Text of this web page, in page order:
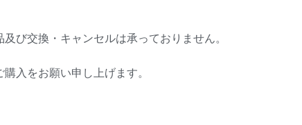
び交換・キャンセルは承っておりません。
入をお願い申し上げます。